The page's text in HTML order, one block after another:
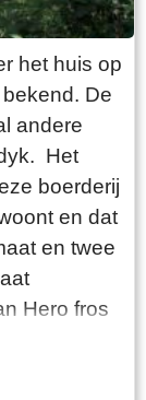
voor het
en voor
wordt
in
een
het
het huis op
De
andere
Het
boerderij
en dat
en twee
Hero fros
de
ligt